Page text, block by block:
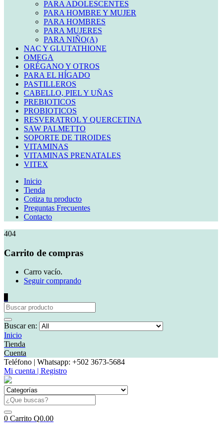
PARA ADOLESCENTES
PARA HOMBRE Y MUJER
PARA HOMBRES
PARA MUJERES
PARA NIÑO(A)
NAC Y GLUTATHIONE
OMEGA
ORÉGANO Y OTROS
PARA EL HÍGADO
PASTILLEROS
CABELLO, PIEL Y UÑAS
PREBIOTICOS
PROBIOTICOS
RESVERATROL Y QUERCETINA
SAW PALMETTO
SOPORTE DE TIROIDES
VITAMINAS
VITAMINAS PRENATALES
VITEX
Inicio
Tienda
Cotiza tu producto
Preguntas Frecuentes
Contacto
404
Carrito de compras
Carro vacío.
Seguir comprando
Buscar en:
Inicio
Tienda
Cuenta
Teléfono | Whatsapp: +502 3673-5684
Mi cuenta | Registro
0 Carrito Q0.00